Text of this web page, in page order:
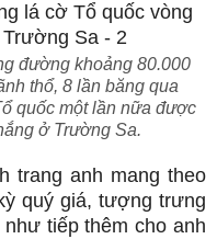
đường khoảng 80.000
thổ, 8 lần băng qua
quốc một lần nữa được
ở Trường Sa.
trang anh mang theo
quý giá, tượng trưng
tiếp thêm cho anh